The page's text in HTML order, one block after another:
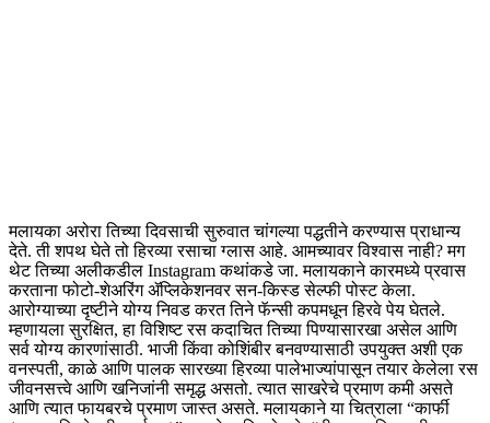
मलायका अरोरा तिच्या दिवसाची सुरुवात चांगल्या पद्धतीने करण्यास प्राधान्य
देते. ती शपथ घेते तो हिरव्या रसाचा ग्लास आहे. आमच्यावर विश्वास नाही? मग
थेट तिच्या अलीकडील Instagram कथांकडे जा. मलायकाने कारमध्ये प्रवास
करताना फोटो-शेअरिंग ॲप्लिकेशनवर सन-किस्ड सेल्फी पोस्ट केला.
आरोग्याच्या दृष्टीने योग्य निवड करत तिने फॅन्सी कपमधून हिरवे पेय घेतले.
म्हणायला सुरक्षित, हा विशिष्ट रस कदाचित तिच्या पिण्यासारखा असेल आणि
सर्व योग्य कारणांसाठी. भाजी किंवा कोशिंबीर बनवण्यासाठी उपयुक्त अशी एक
वनस्पती, काळे आणि पालक सारख्या हिरव्या पालेभाज्यांपासून तयार केलेला रस
जीवनसत्त्वे आणि खनिजांनी समृद्ध असतो. त्यात साखरेचे प्रमाण कमी असते
आणि त्यात फायबरचे प्रमाण जास्त असते. मलायकाने या चित्राला “कार्फी